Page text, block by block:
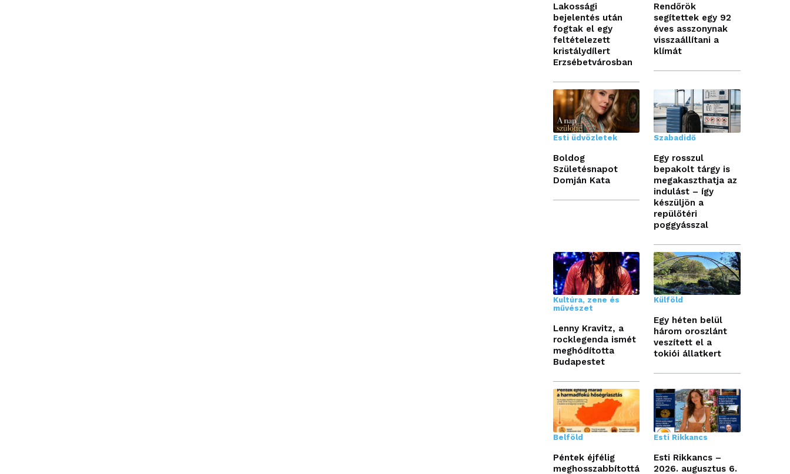
Lakossági
bejelentés után
fogtak el egy
feltételezett
kristálydílert
Erzsébetvárosban
Rendőrök
segítettek egy 92
éves asszonynak
visszaállítani a
klímát
Esti üdvözletek
Boldog
Születésnapot
Domján Kata
Szabadidő
Egy rosszul
bepakolt tárgy is
megakaszthatja az
indulást – így
készüljön a
repülőtéri
poggyásszal
Kultúra, zene és
művészet
Lenny Kravitz, a
rocklegenda ismét
meghódította
Budapestet
Külföld
Egy héten belül
három oroszlánt
veszített el a
tokiói állatkert
Belföld
Péntek éjfélig
meghosszabbítottá
Esti Rikkancs
Esti Rikkancs –
2026. augusztus 6.